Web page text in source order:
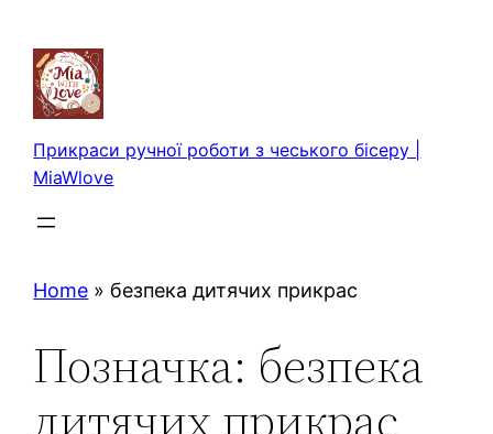
вмісту
Прикраси ручної роботи з чеського бісеру |
MiaWlove
Home » безпека дитячих прикрас
Позначка: безпека